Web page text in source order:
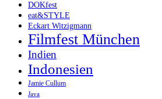
DOKfest
eat&STYLE
Eckart Witzigmann
Filmfest München
Indien
Indonesien
Jamie Cullum
Java